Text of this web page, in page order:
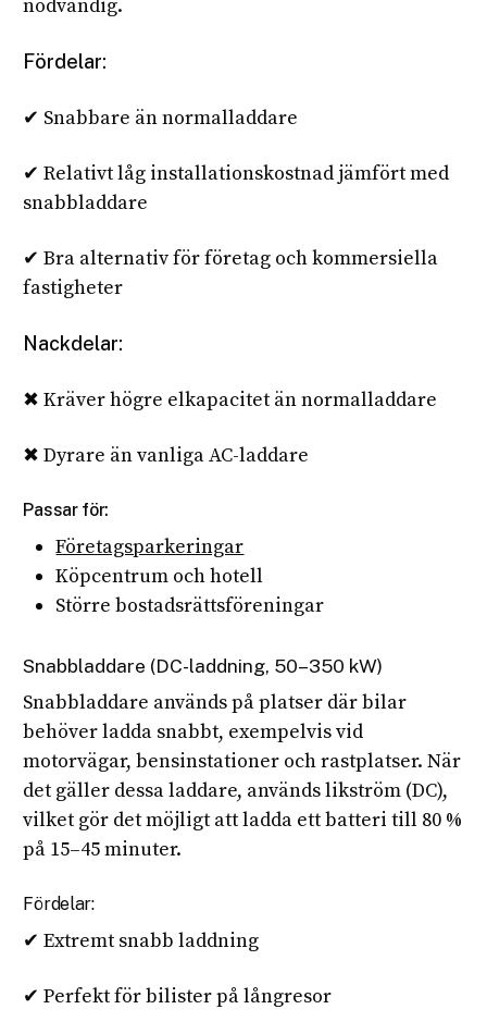
nödvändig.
Fördelar:
✔ Snabbare än normalladdare
✔ Relativt låg installationskostnad jämfört med
snabbladdare
✔ Bra alternativ för företag och kommersiella
fastigheter
Nackdelar:
✖ Kräver högre elkapacitet än normalladdare
✖ Dyrare än vanliga AC-laddare
Passar för:
Företagsparkeringar
Köpcentrum och hotell
Större bostadsrättsföreningar
Snabbladdare (DC-laddning, 50–350 kW)
Snabbladdare används på platser där bilar
behöver ladda snabbt, exempelvis vid
motorvägar, bensinstationer och rastplatser. När
det gäller dessa laddare, används likström (DC),
vilket gör det möjligt att ladda ett batteri till 80 %
på 15–45 minuter.
Fördelar:
✔ Extremt snabb laddning
✔ Perfekt för bilister på långresor